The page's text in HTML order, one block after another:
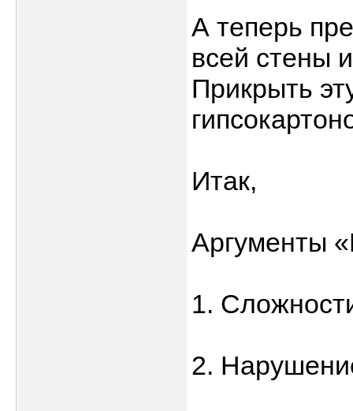
А теперь
всей стены
Прикрыть
Итак,
Аргументы
1.
2.